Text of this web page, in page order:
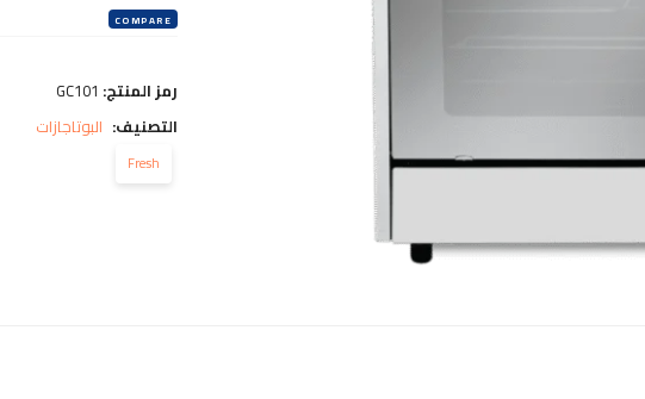
COMPARE
رمز المنتج: GC101
التصنيف: البوتاجازات
Fresh